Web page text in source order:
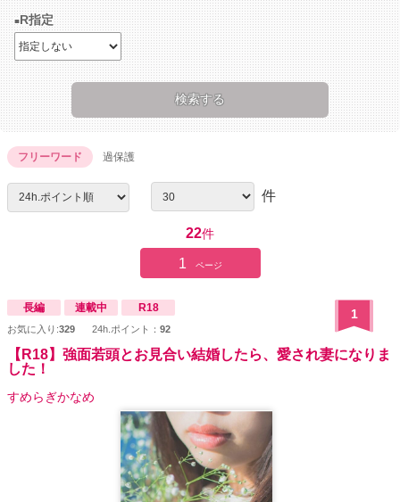
R指定
フリーワード 過保護
件
22件
1 ページ
長編 連載中 R18
お気に入り:329 24h.ポイント： 92
1
【R18】強面若頭とお見合い結婚したら、愛され妻になりま
した！
すめらぎかなめ